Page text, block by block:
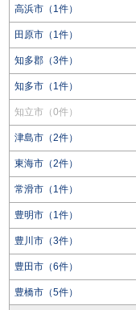
高浜市（1件）
田原市（1件）
知多郡（3件）
知多市（1件）
知立市（0件）
津島市（2件）
東海市（2件）
常滑市（1件）
豊明市（1件）
豊川市（3件）
豊田市（6件）
豊橋市（5件）